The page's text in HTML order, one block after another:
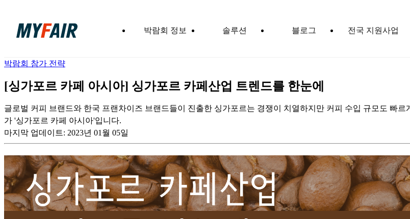
박람회 정보 솔루션 블로그
전국 지원사업
박람회 참가 전략
[싱가포르 카페 아시아] 싱가포르 카페산업 트렌드를 한눈에
글로벌 커피 브랜드와 한국 프랜차이즈 브랜드들이 진출한 싱가포르는 경쟁이 치열하지만 커피 수입 규모도 빠
가 '싱가포르 카페 아시아'입니다.
마지막 업데이트: 2023년 01월 05일